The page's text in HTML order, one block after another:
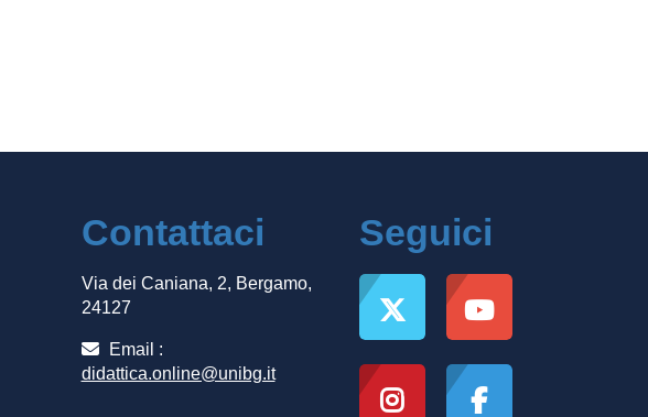
Contattaci
Via dei Caniana, 2, Bergamo,
24127
Email :
didattica.online@unibg.it
Seguici